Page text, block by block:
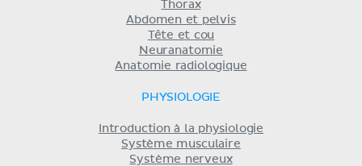
Thorax
Abdomen et pelvis
Tête et cou
Neuranatomie
Anatomie radiologique
PHYSIOLOGIE
Introduction à la physiologie
Système musculaire
Système nerveux